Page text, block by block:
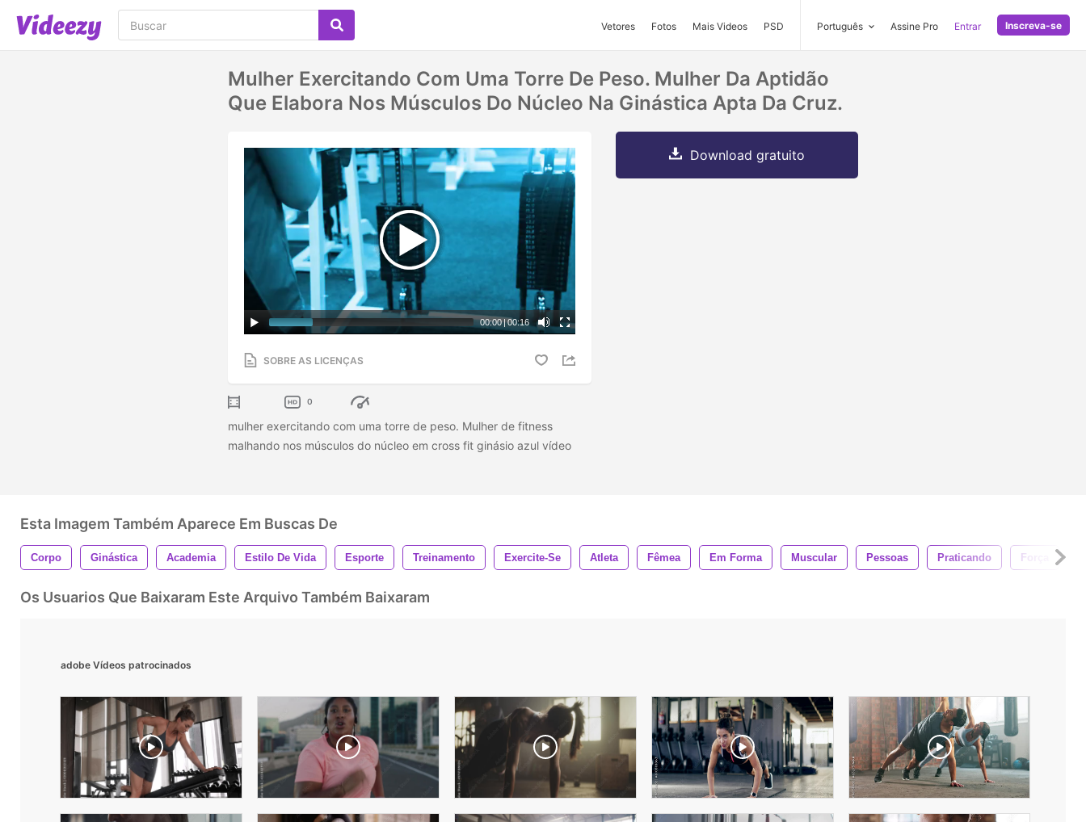
Vetores Fotos Mais Videos PSD Português Assine Pro Entrar Inscreva-se
Mulher Exercitando Com Uma Torre De Peso. Mulher Da Aptidão
Que Elabora Nos Músculos Do Núcleo Na Ginástica Apta Da Cruz.
00:00|00:16
SOBRE AS LICENÇAS
0
mulher exercitando com uma torre de peso. Mulher de fitness
malhando nos músculos do núcleo em cross fit ginásio azul vídeo
Download gratuito
Esta Imagem Também Aparece Em Buscas De
Corpo Ginástica Academia Estilo De Vida Esporte Treinamento Exercite-Se Atleta Fêmea Em Forma Muscular Pessoas Praticando Força
Os Usuarios Que Baixaram Este Arquivo Também Baixaram
adobe Vídeos patrocinados